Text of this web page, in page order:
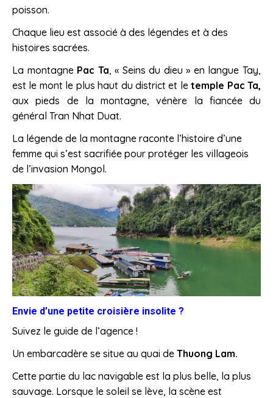
poisson.
Chaque lieu est associé à des légendes et à des
histoires sacrées.
La montagne Pac Ta, « Seins du dieu » en langue Tay,
est le mont le plus haut du district et letemple Pac Ta,
aux pieds de la montagne, vénère la fiancée du
général Tran Nhat Duat.
La légende de la montagne raconte l’histoire d’une
femme qui s’est sacrifiée pour protéger les villageois
de l’invasion Mongol.
Envie d’une petite croisière insolite ?
Suivez le guide de l’agence !
Un embarcadère se situe au quai de Thuong Lam.
Cette partie du lac navigable est la plus belle, la plus
sauvage. Lorsque le soleil se lève, la scène est